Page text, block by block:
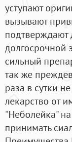
уступают
вызывают
подтверждают
долгосрочной
сильный
так же
раза в сутки
лекарство от
"Неболейка"
принимать